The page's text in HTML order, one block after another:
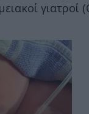
γιατροί